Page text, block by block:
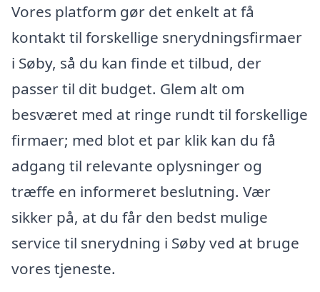
Vores platform gør det enkelt at få
kontakt til forskellige snerydningsfirmaer
i Søby, så du kan finde et tilbud, der
passer til dit budget. Glem alt om
besværet med at ringe rundt til forskellige
firmaer; med blot et par klik kan du få
adgang til relevante oplysninger og
træffe en informeret beslutning. Vær
sikker på, at du får den bedst mulige
service til snerydning i Søby ved at bruge
vores tjeneste.